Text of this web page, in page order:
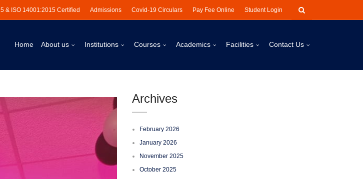
& ISO 14001:2015 Certified Admissions Covid-19 Circulars Pay Fee Online Student Login
Home About us Institutions Courses Academics Facilities Contact Us
Archives
February 2026
January 2026
November 2025
October 2025